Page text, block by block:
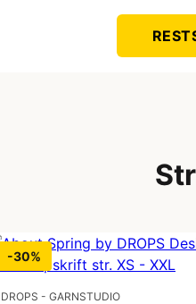
-30%
DROPS - GARNSTUDIO